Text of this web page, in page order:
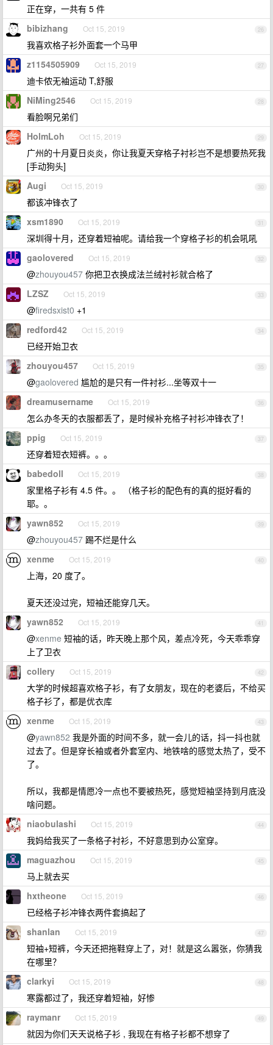
正在穿，一共有 5 件
26
bibizhang Oct 15, 2019
我喜欢格子衫外面套一个马甲
27
z1154505909 Oct 15, 2019
迪卡侬无袖运动 T,舒服
28
NiMing2546 Oct 15, 2019
看脸啊兄弟们
29
HolmLoh Oct 15, 2019
广州的十月夏日炎炎，你让我夏天穿格子衬衫岂不是想要热死我
[手动狗头]
30
Augi Oct 15, 2019
都该冲锋衣了
31
xsm1890 Oct 15, 2019
深圳得十月，还穿着短袖呢。请给我一个穿格子衫的机会吼吼
32
gaolovered Oct 15, 2019
@zhouyou457 你把卫衣换成法兰绒衬衫就合格了
33
LZSZ Oct 15, 2019
@firedsxist0 +1
34
redford42 Oct 15, 2019
已经开始卫衣
35
zhouyou457 Oct 15, 2019
@gaolovered 尴尬的是只有一件衬衫...坐等双十一
36
dreamusername Oct 15, 2019
怎么办冬天的衣服都丢了，是时候补充格子衬衫冲锋衣了！
37
ppig Oct 15, 2019
还穿着短衣短裤。。。
38
babedoll Oct 15, 2019
家里格子衫有 4.5 件。。 （格子衫的配色有的真的挺好看的
耶。。
39
yawn852 Oct 15, 2019
@zhouyou457 踢不烂是什么
40
xenme Oct 15, 2019
上海，20 度了。
夏天还没过完，短袖还能穿几天。
41
yawn852 Oct 15, 2019
@xenme 短袖的话，昨天晚上那个风，差点冷死，今天乖乖穿
上了卫衣
42
collery Oct 15, 2019
大学的时候超喜欢格子衫，有了女朋友，现在的老婆后，不给买
格子衫了，都是优衣库
43
xenme Oct 15, 2019
@yawn852 我是外面的时间不多，就一会儿的话，抖一抖也就
过去了。但是穿长袖或者外套室内、地铁啥的感觉太热了，受不
了。
所以，我都是情愿冷一点也不要被热死，感觉短袖坚持到月底没
啥问题。
44
niaobulashi Oct 15, 2019
我妈给我买了一条格子衬衫，不好意思到办公室穿。
45
maguazhou Oct 15, 2019
马上就去买
46
hxtheone Oct 15, 2019
已经格子衫冲锋衣两件套搞起了
47
shanlan Oct 15, 2019
短袖+短裤，今天还把拖鞋穿上了，对！就是这么嚣张，你猜我
在哪里？
48
clarkyi Oct 15, 2019
寒露都过了，我还穿着短袖，好惨
49
raymanr Oct 15, 2019
就因为你们天天说格子衫 , 我现在有格子衫都不想穿了